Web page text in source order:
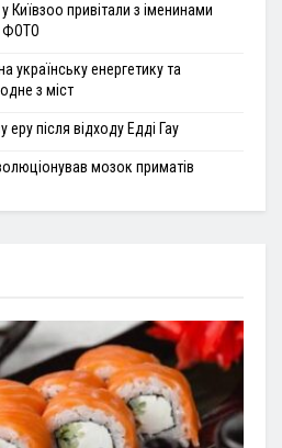
Київзоо привітали з іменинами
ФОТО
українську енергетику та
з міст
після відходу Едді Гау
мозок приматів